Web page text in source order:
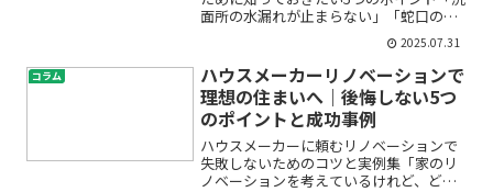
面所の水漏れが止まらない」「蛇口の交
換って自分でできる？」「配管の詰まり
やトラブルが起きたらどうしたらいい
の？」練馬区にお住まいの方で、こうし
た洗面所や水回りのトラブ...
2025.07.31
コラム
ハウスメーカーリノベーションで
理想の住まいへ｜後悔しない5つ
のポイントと成功事例
ハウスメーカーに頼むリノベーションで
失敗しないためのコツと実例集「家のリ
ノベーションを考えているけれど、どこ